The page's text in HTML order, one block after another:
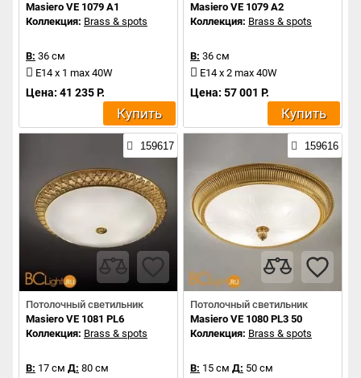
Masiero VE 1079 A1
Коллекция: Brass & spots
В: 36 см
E14 x 1 max 40W
Цена: 41 235 Р.
Купить
Masiero VE 1079 A2
Коллекция: Brass & spots
В: 36 см
E14 x 2 max 40W
Цена: 57 001 Р.
Купить
159617
Потолочный светильник
Masiero VE 1081 PL6
Коллекция: Brass & spots
В: 17 см Д: 80 см
159616
Потолочный светильник
Masiero VE 1080 PL3 50
Коллекция: Brass & spots
В: 15 см Д: 50 см